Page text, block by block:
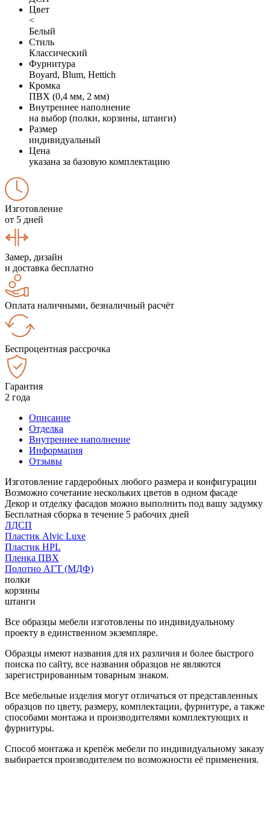
Цвет
<
Белый
Стиль
Классический
Фурнитура
Boyard, Blum, Hettich
Кромка
ПВХ (0,4 мм, 2 мм)
Внутреннее наполнение
на выбор (полки, корзины, штанги)
Размер
индивидуальный
Цена
указана за базовую комплектацию
Изготовление
от 5 дней
Замер, дизайн
и доставка бесплатно
Оплата наличными, безналичный расчёт
Беспроцентная рассрочка
Гарантия
2 года
Описание
Отделка
Внутреннее наполнение
Информация
Отзывы
Изготовление гардеробных любого размера и конфигурации
Возможно сочетание нескольких цветов в одном фасаде
Декор и отделку фасадов можно выполнить под вашу задумку
Бесплатная сборка в течение 5 рабочих дней
ЛДСП
Пластик Alvic Luxe
Пластик HPL
Пленка ПВХ
Полотно АГТ (МДФ)
полки
корзины
штанги
Все образцы мебели изготовлены по индивидуальному
проекту в единственном экземпляре.
Образцы имеют названия для их различия и более быстрого
поиска по сайту, все названия образцов не являются
зарегистрированным товарным знаком.
Все мебельные изделия могут отличаться от представленных
образцов по цвету, размеру, комплектации, фурнитуре, а также
способами монтажа и производителями комплектующих и
фурнитуры.
Способ монтажа и крепёж мебели по индивидуальному заказу
выбирается производителем по возможности её применения.